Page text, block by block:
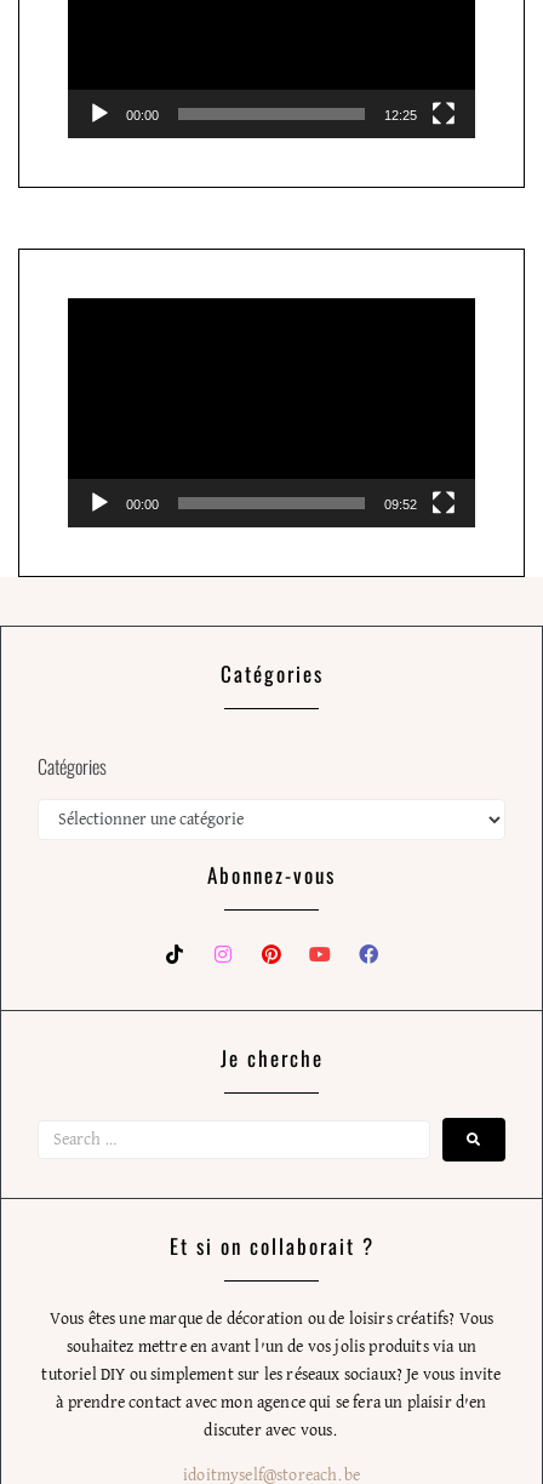
00:00 12:25
00:00 09:52
Catégories
Catégories
Abonnez-vous
Je cherche
Et si on collaborait ?
Vous êtes une marque de décoration ou de loisirs créatifs? Vous
souhaitez mettre en avant l’un de vos jolis produits via un
tutoriel DIY ou simplement sur les réseaux sociaux? Je vous invite
à prendre contact avec mon agence qui se fera un plaisir d’en
discuter avec vous.
idoitmyself@storeach.be